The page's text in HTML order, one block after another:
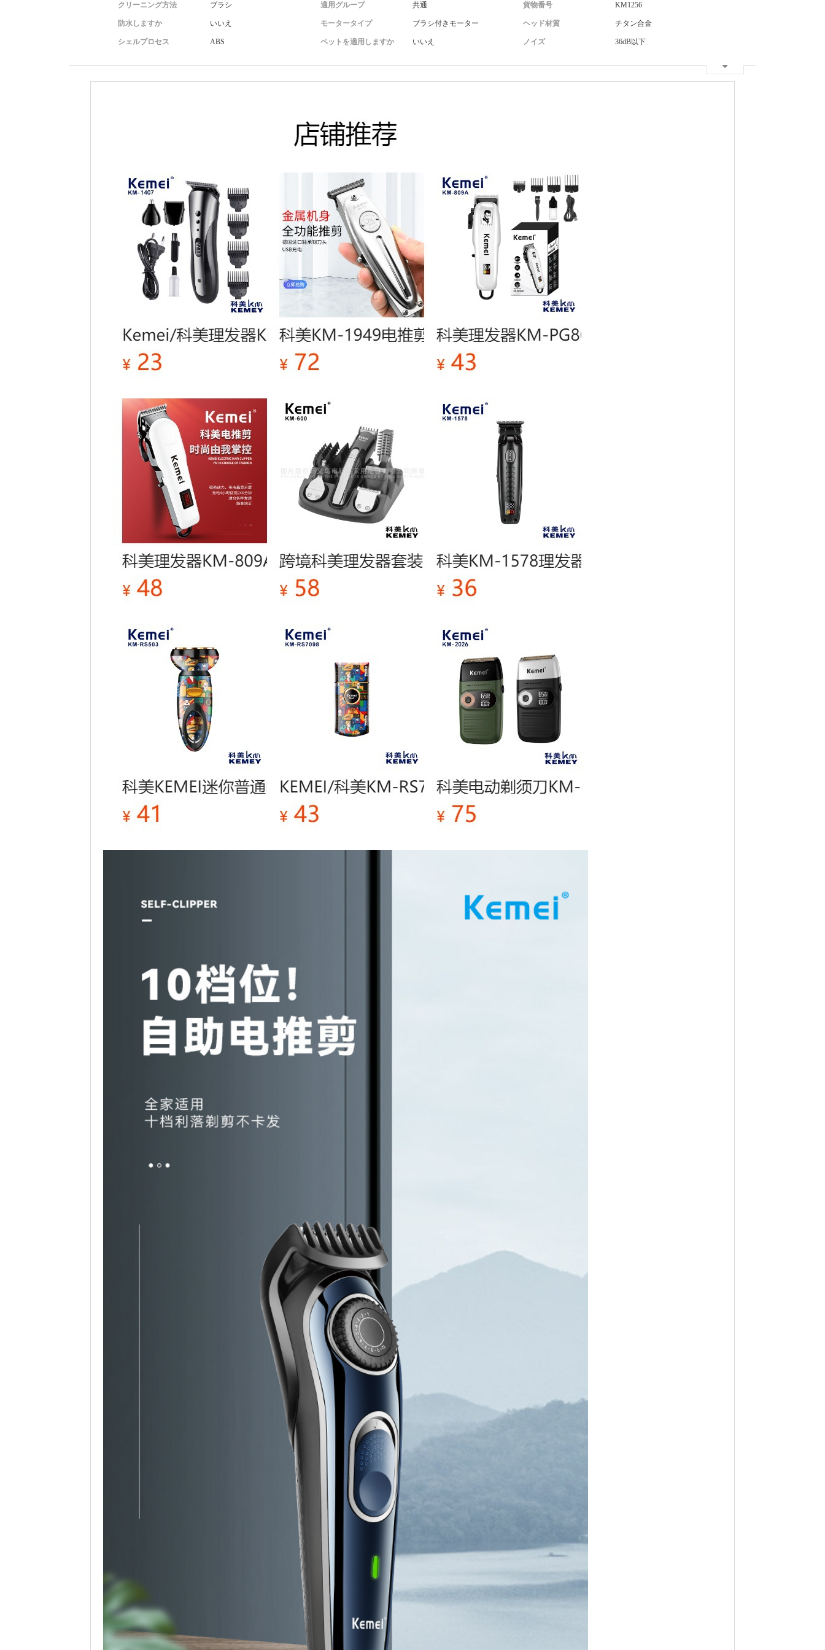
クリーニング方法 ブラシ 適用グループ 共通 貨物番号 KM1256
防水しますか いいえ モータータイプ ブラシ付きモーター ヘッド材質 チタン合金
シェルプロセス ABS ペットを適用しますか いいえ ノイズ 36dB以下